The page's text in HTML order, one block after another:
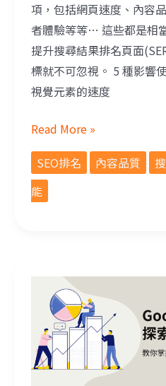
項，包括網頁速度、內容
者體驗等等… 這些都是相
提升搜尋結果排名頁面
標就不可忽視。 5 種影響
視覺元素的速度
Read More »
SEO排名
內容品質
能